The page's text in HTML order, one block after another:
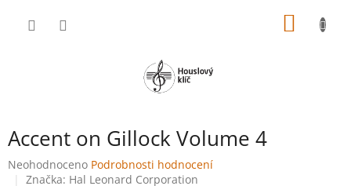
Accent on Gillock Volume 4
Průměrné
hodnocení
Neohodnoceno Podrobnosti hodnocení
Značka: Hal Leonard Corporation